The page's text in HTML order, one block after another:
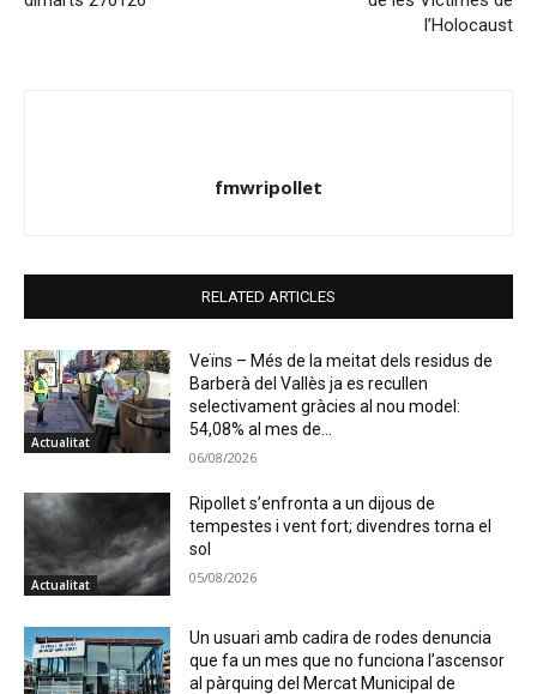
l’Holocaust
fmwripollet
RELATED ARTICLES
Actualitat
Veïns – Més de la meitat dels residus de
Barberà del Vallès ja es recullen
selectivament gràcies al nou model:
54,08% al mes de...
06/08/2026
Actualitat
Ripollet s’enfronta a un dijous de
tempestes i vent fort; divendres torna el
sol
05/08/2026
Un usuari amb cadira de rodes denuncia
que fa un mes que no funciona l’ascensor
al pàrquing del Mercat Municipal de